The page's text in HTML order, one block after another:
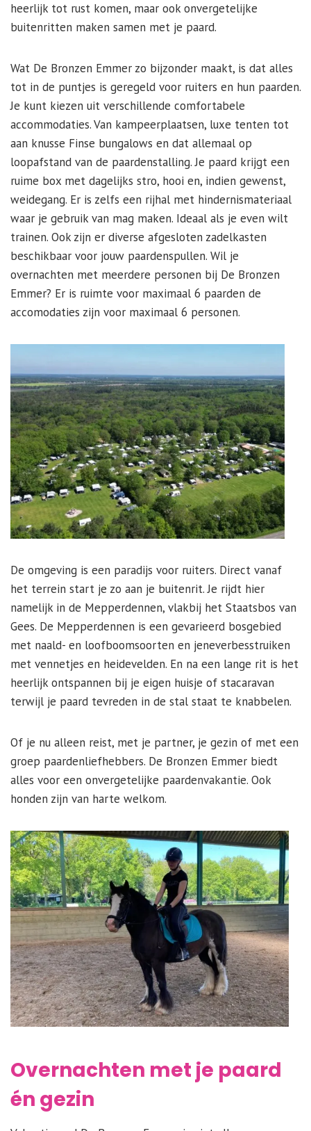
heerlijk tot rust komen, maar ook onvergetelijke
buitenritten maken samen met je paard.
Wat De Bronzen Emmer zo bijzonder maakt, is dat alles
tot in de puntjes is geregeld voor ruiters en hun paarden.
Je kunt kiezen uit verschillende comfortabele
accommodaties. Van kampeerplaatsen, luxe tenten tot
aan knusse Finse bungalows en dat allemaal op
loopafstand van de paardenstalling. Je paard krijgt een
ruime box met dagelijks stro, hooi en, indien gewenst,
weidegang. Er is zelfs een rijhal met hindernismateriaal
waar je gebruik van mag maken. Ideaal als je even wilt
trainen. Ook zijn er diverse afgesloten zadelkasten
beschikbaar voor jouw paardenspullen. Wil je
overnachten met meerdere personen bij De Bronzen
Emmer? Er is ruimte voor maximaal 6 paarden de
accomodaties zijn voor maximaal 6 personen.
De omgeving is een paradijs voor ruiters. Direct vanaf
het terrein start je zo aan je buitenrit. Je rijdt hier
namelijk in de Mepperdennen, vlakbij het Staatsbos van
Gees. De Mepperdennen is een gevarieerd bosgebied
met naald- en loofboomsoorten en jeneverbesstruiken
met vennetjes en heidevelden. En na een lange rit is het
heerlijk ontspannen bij je eigen huisje of stacaravan
terwijl je paard tevreden in de stal staat te knabbelen.
Of je nu alleen reist, met je partner, je gezin of met een
groep paardenliefhebbers. De Bronzen Emmer biedt
alles voor een onvergetelijke paardenvakantie. Ook
honden zijn van harte welkom.
Overnachten met je paard
én gezin